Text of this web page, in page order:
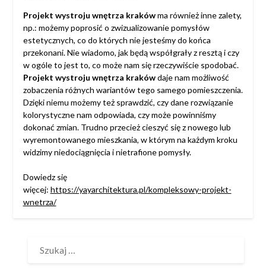
Projekt wystroju wnętrza krakówma również inne zalety,
np.: możemy poprosić o zwizualizowanie pomysłów
estetycznych, co do których nie jesteśmy do końca
przekonani. Nie wiadomo, jak będą współgrały z resztą i czy
w ogóle to jest to, co może nam się rzeczywiście spodobać.
Projekt wystroju wnętrza krakówdaje nam możliwość
zobaczenia różnych wariantów tego samego pomieszczenia.
Dzięki niemu możemy też sprawdzić, czy dane rozwiązanie
kolorystyczne nam odpowiada, czy może powinniśmy
dokonać zmian. Trudno przecież cieszyć się z nowego lub
wyremontowanego mieszkania, w którym na każdym kroku
widzimy niedociągnięcia i nietrafione pomysły.
Dowiedz się
więcej: https://yayarchitektura.pl/kompleksowy-projekt-
wnetrza/